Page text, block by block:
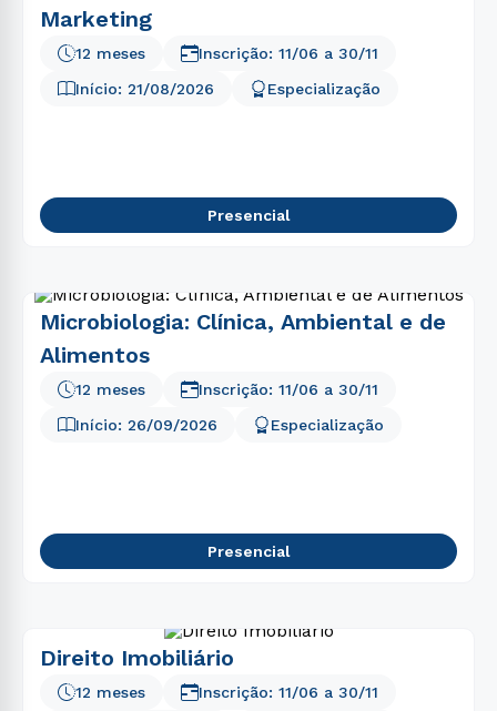
Marketing
Início: 21/08/2026 Especialização
12 meses Inscrição: 11/06 a 30/11
Presencial
Microbiologia: Clínica, Ambiental e de
Alimentos
12 meses
Início: 26/09/2026 Especialização
Inscrição: 11/06 a 30/11
Presencial
Direito Imobiliário
12 meses
Inscrição: 11/06 a 30/11